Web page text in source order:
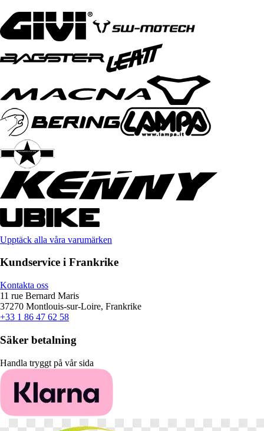
Upptäck alla våra varumärken
Kundservice i Frankrike
Kontakta oss
11 rue Bernard Maris
37270 Montlouis-sur-Loire, Frankrike
+33 1 86 47 62 58
Säker betalning
Handla tryggt på vår sida